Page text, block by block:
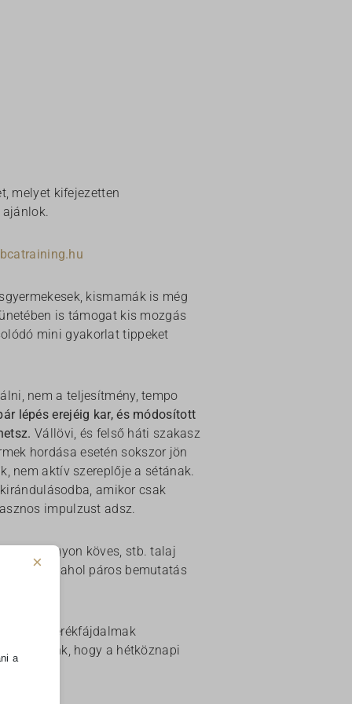
melyet kifejezetten
ajánlok.
kismamák is még
is támogat kis mozgás
mini gyakorlat tippeket
nem a teljesítmény, tempo
lépés erejéig kar, és módosított
Vállövi, és felső háti szakasz
hordása esetén sokszor jön
nem aktív szereplője a sétának.
amikor csak
impulzust adsz.
nagyon köves, stb. talaj
végezni, ahol páros bemutatás
is.
derékfájdalmak
hogy a hétköznapi
×
a